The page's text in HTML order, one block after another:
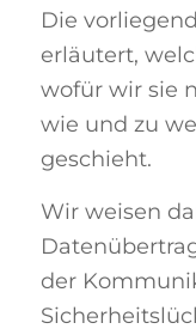
Die
erläutert,
wofür wir sie
wie und zu
geschieht.
Wir weisen
der